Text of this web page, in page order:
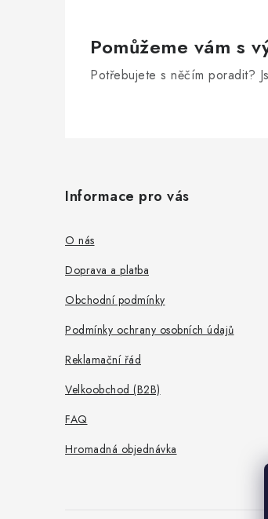
Pomůžeme vám s
Potřebujete s něčím poradit?
Informace pro vás
O nás
Doprava a platba
Obchodní podmínky
Podmínky ochrany osobních údajů
Reklamační řád
Velkoobchod (B2B)
FAQ
Hromadná objednávka